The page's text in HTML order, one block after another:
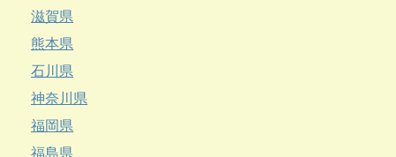
滋賀県
熊本県
石川県
神奈川県
福岡県
福島県